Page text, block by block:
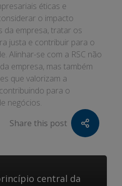
éticas e
o impacto
da empresa, tratar os
justa e contribuir para o
Alinhar-se com a RSC não
empresa, mas também
que valorizam a
para o
negócios.
Share this post
central da